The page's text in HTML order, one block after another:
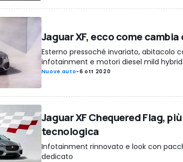
Jaguar XF, ecco come
Esterno pressoché invariato, abitacolo
infotainment e motori diesel mild hybrid
Nuove auto-6 ott 2020
Jaguar XF Chequered Flag,
tecnologica
Infotainment rinnovato e look con
dedicato